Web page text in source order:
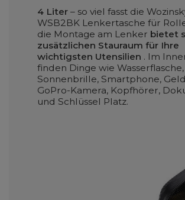
4 Liter – so viel fasst die
WSB2BK Lenkertasche für
die Montage am Lenker bietet
zusätzlichen Stauraum für Ihre
wichtigsten Utensilien . Im
finden Dinge wie Wasserflasche,
Sonnenbrille, Smartphone,
GoPro-Kamera, Kopfhörer,
und Schlüssel Platz.